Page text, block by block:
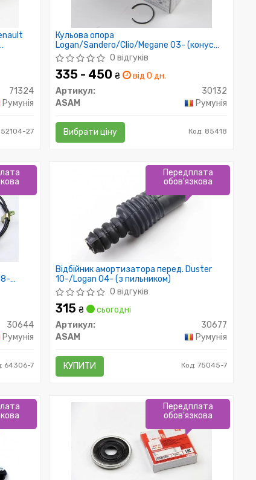
71324
Румунія
52104-27
Кульова опора
Logan/Sandero/Clio/Megane 03- (конус
18мм)
0 відгуків
335 - 450₴
від 0 дн.
Артикул:
30132
ASAM
Румунія
Вибрати ціну Код: 85418
30644
Румунія
64306-7
Відбійник амортизатора перед. Duster
10-/Logan 04- (з пильником)
0 відгуків
315₴
сьогодні
Артикул:
30677
ASAM
Румунія
КУПИТИ Код: 75045-7
Передплата
обов'язкова
Передплата
обов'язкова